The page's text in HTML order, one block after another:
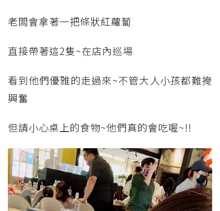
老闆會拿著一把條狀紅蘿蔔
直接帶著這2️隻~在店內巡場
看到他們優雅的走過來~不管大人小孩都難掩
興奮
但請小心桌上的食物~他們真的會吃喔~!!